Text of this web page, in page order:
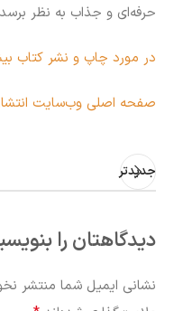
حرفه‌ای و جذاب به نظر
در مورد چاپ و نشر کتاب
صفحه اصلی وب‌سایت
جدیدتر
دیدگاهتان را
نشانی ایمیل شما منتشر